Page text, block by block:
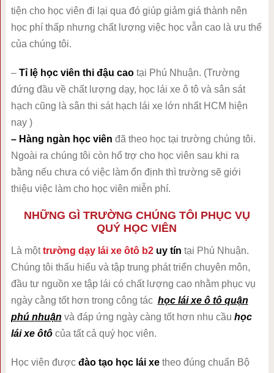
tiện cho học viên đi lại qua đó giúp giảm giá thành nên
học phí thấp nhưng chất lượng việc học vẫn cao là ưu thế
của chúng tôi.
– Tỉ lệ học viên thi đậu caotại Phú Nhuận. (Trường
đứng đầu về chất lượng dạy, học lái xe ô tô và sân sát
hạch cũng là sân thi sát hạch lái xe lớn nhất HCM hiện
nay )
– Hàng ngàn học viên đã theo học tại trường chúng tôi.
Ngoài ra chúng tôi còn hổ trợ cho học viên sau khi ra
bằng nếu chưa có việc làm ổn định thì trường sẽ giới
thiệu việc làm cho học viên miễn phí.
NHỮNG GÌ TRƯỜNG CHÚNG TÔI PHỤC VỤ
QUÝ HỌC VIÊN
Là mộttrường dạy lái xe ôtô b2uy tín tại Phú Nhuận.
Chúng tôi thấu hiểu và tập trung phát triển chuyên môn,
đầu tư nguồn xe tập lái có chất lượng cao nhằm phục vụ
ngày cằng tốt hơn trong công tác học lái xe ô tô quận
phú nhuận và đáp ứng ngày càng tốt hơn nhu cầu học
lái xe ôtô của tất cả quý học viên.
Học viên được đào tạo học lái xetheo đúng chuẩn Bộ